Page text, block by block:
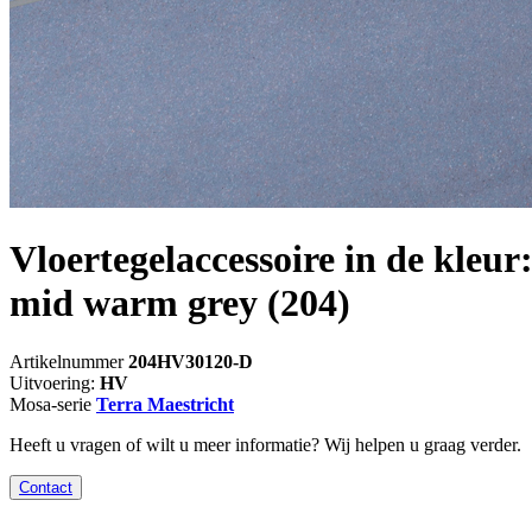
Vloertegelaccessoire in de kleur:
mid warm grey (204)
Artikelnummer204HV30120-D
Uitvoering: HV
Mosa-serie Terra Maestricht
Heeft u vragen of wilt u meer informatie? Wij helpen u graag verder.
Contact